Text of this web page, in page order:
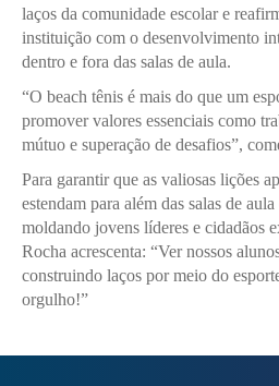
laços da comunidade escolar e
instituição com o desenvolvimento
dentro e fora das salas de aula.
“O beach tênis é mais do que um
promover valores essenciais como
mútuo e superação de desafios”,
Para garantir que as valiosas lições
estendam para além das salas de
moldando jovens líderes e cidadãos
Rocha acrescenta: “Ver nossos
construindo laços por meio do
orgulho!”